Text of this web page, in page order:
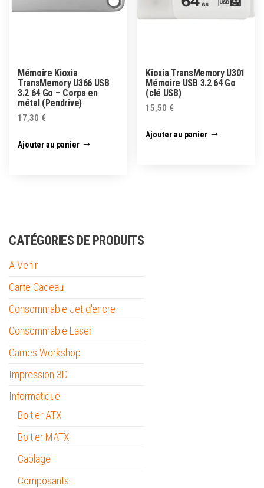
Mémoire Kioxia
TransMemory U366 USB
3.2 64 Go – Corps en
métal (Pendrive)
17,30 €
Ajouter au panier
Kioxia TransMemory U301
Mémoire USB 3.2 64 Go
(clé USB)
15,50 €
Ajouter au panier
CATÉGORIES DE PRODUITS
A Venir
Carte Cadeau
Consommable Jet d'encre
Consommable Laser
Games Workshop
Impression 3D
Informatique
Boitier ATX
Boitier MATX
Cablage
Composants